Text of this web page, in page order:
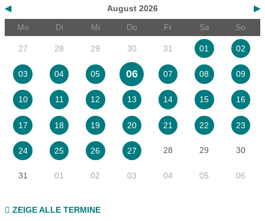
◀ ▶
August 2026
Mo
Di Mi Do Fr Sa So
27 28 29 30 31 01 02
03 04 05 06 07 08 09
10 11 12 13 14 15 16
17 18 19 20 21 22 23
24 25 26 27 28 29 30
31 01 02 03 04 05 06
ZEIGE ALLE TERMINE